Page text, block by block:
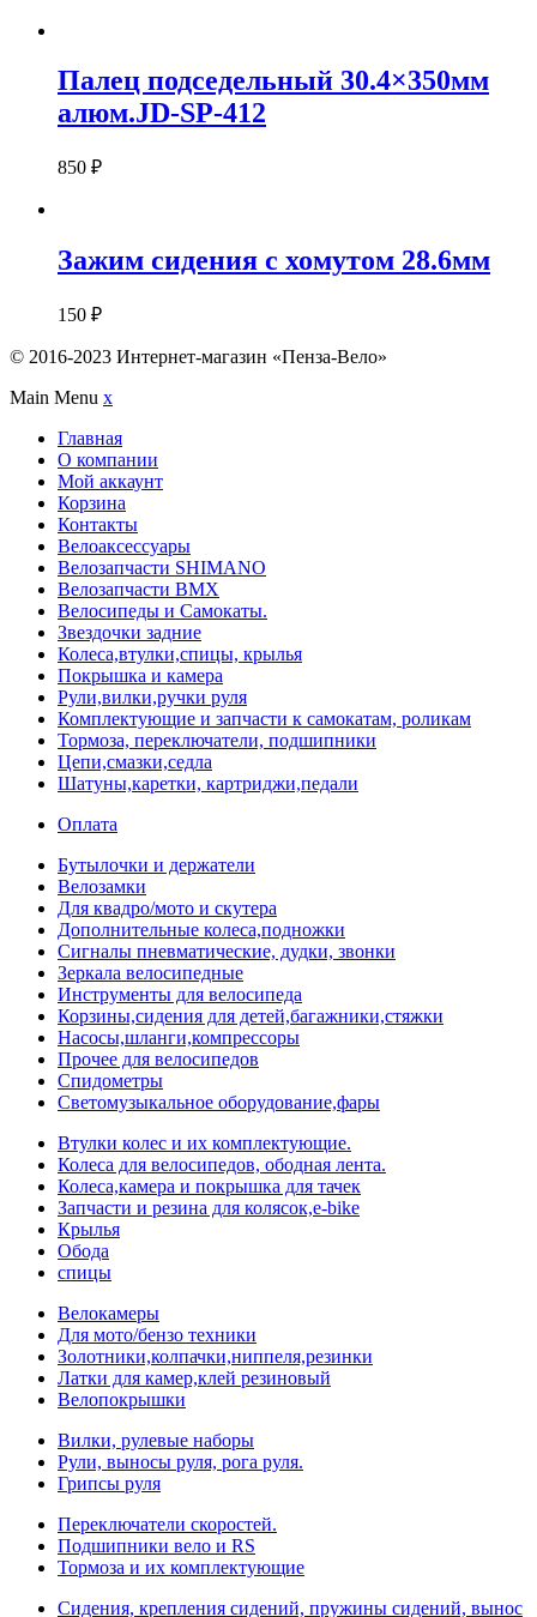
Палец подседельный 30.4×350мм
алюм.JD-SP-412
850 ₽
Зажим сидения с хомутом 28.6мм
150 ₽
© 2016-2023 Интернет-магазин «Пенза-Вело»
Main Menu x
Главная
О компании
Мой аккаунт
Корзина
Контакты
Велоаксессуары
Велозапчасти SHIMANO
Велозапчасти BMX
Велосипеды и Самокаты.
Звездочки задние
Колеса,втулки,спицы, крылья
Покрышка и камера
Рули,вилки,ручки руля
Комплектующие и запчасти к самокатам, роликам
Тормоза, переключатели, подшипники
Цепи,смазки,седла
Шатуны,каретки, картриджи,педали
Оплата
Бутылочки и держатели
Велозамки
Для квадро/мото и скутера
Дополнительные колеса,подножки
Сигналы пневматические, дудки, звонки
Зеркала велосипедные
Инструменты для велосипеда
Корзины,сидения для детей,багажники,стяжки
Насосы,шланги,компрессоры
Прочее для велосипедов
Спидометры
Светомузыкальное оборудование,фары
Втулки колес и их комплектующие.
Колеса для велосипедов, ободная лента.
Колеса,камера и покрышка для тачек
Запчасти и резина для колясок,e-bike
Крылья
Обода
спицы
Велокамеры
Для мото/бензо техники
Золотники,колпачки,ниппеля,резинки
Латки для камер,клей резиновый
Велопокрышки
Вилки, рулевые наборы
Рули, выносы руля, рога руля.
Грипсы руля
Переключатели скоростей.
Подшипники вело и RS
Тормоза и их комплектующие
Сидения, крепления сидений, пружины сидений, вынос